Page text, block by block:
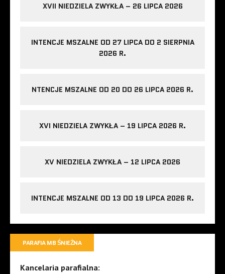
XVII NIEDZIELA ZWYKŁA – 26 LIPCA 2026
INTENCJE MSZALNE OD 27 LIPCA DO 2 SIERPNIA
2026 R.
NTENCJE MSZALNE OD 20 DO 26 LIPCA 2026 R.
XVI NIEDZIELA ZWYKŁA – 19 LIPCA 2026 R.
XV NIEDZIELA ZWYKŁA – 12 LIPCA 2026
INTENCJE MSZALNE OD 13 DO 19 LIPCA 2026 R.
PARAFIA MB ŚNIEŻNA
Kancelaria parafialna: